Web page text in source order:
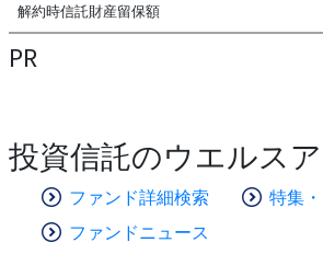
解約時信託財産留保額
PR
投資信託のウエルス
ファンド詳細検索
特集
ファンドニュース